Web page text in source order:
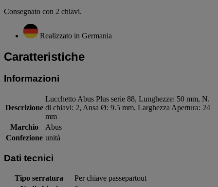
Consegnato con 2 chiavi.
Realizzato in Germania
Caratteristiche
Informazioni
Descrizione
Lucchetto Abus Plus serie 88, Lunghezze: 50 mm, N.
di chiavi: 2, Ansa Ø: 9.5 mm, Larghezza Apertura: 24
mm
Marchio
Abus
Confezione unità
Dati tecnici
Tipo serratura
Per chiave passepartout